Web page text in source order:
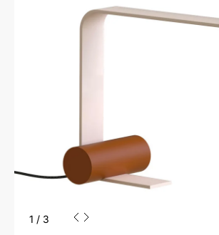
1 / 3